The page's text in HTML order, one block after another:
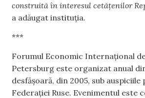
construită în interesul cetățenilor
a adăugat instituția.
***
Forumul Economic Internațional
Petersburg este organizat anual
desfășoară, din 2005, sub auspiciile
Federației Ruse. Evenimentul este